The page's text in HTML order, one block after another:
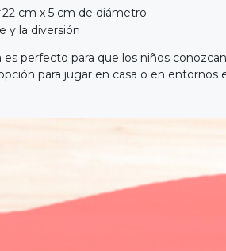
22 cm x 5 cm de diámetro
y la diversión
es perfecto para que los niños
para jugar en casa o en entornos